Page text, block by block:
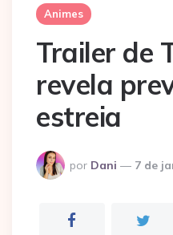
Animes
Trailer de
revela
estreia
Postado
por
por Dani 7 de